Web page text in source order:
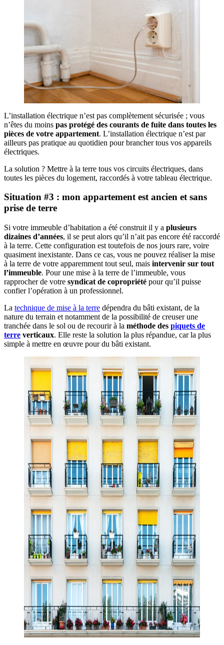
L’installation électrique n’est pas complètement sécurisée ; vous
n’êtes du moins pas protégé des courants de fuite dans toutes les
pièces de votre appartement. L’installation électrique n’est par
ailleurs pas pratique au quotidien pour brancher tous vos appareils
électriques.
La solution ? Mettre à la terre tous vos circuits électriques, dans
toutes les pièces du logement, raccordés à votre tableau électrique.
Situation #3 : mon appartementest ancien et sans
prise de terre
Si votre immeuble d’habitation a été construit il y a plusieurs
dizaines d’années, il se peut alors qu’il n’ait pas encore été raccordé
à la terre. Cette configuration est toutefois de nos jours rare, voire
quasiment inexistante. Dans ce cas, vous ne pouvez réaliser la mise
à la terre de votre apparemment tout seul, mais intervenir sur tout
l’immeuble. Pour une mise à la terre de l’immeuble, vous
rapprocher de votre syndicat de copropriété pour qu’il puisse
confier l’opération à un professionnel.
La technique de mise à la terre dépendra du bâti existant, de la
nature du terrain et notamment de la possibilité de creuser une
tranchée dans le sol ou de recourir à la méthode des piquets de
terre verticaux. Elle reste la solution la plus répandue, car la plus
simple à mettre en œuvre pour du bâti existant.